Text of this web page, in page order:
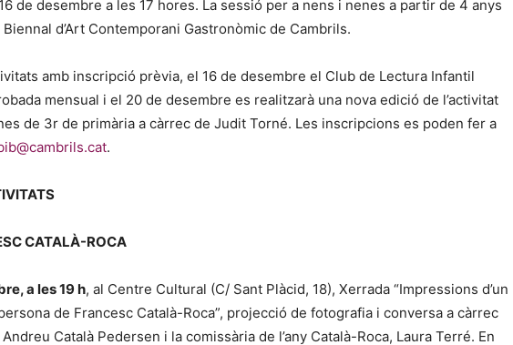
de desembre a les 17 hores. La sessió per a nens i nenes a partir de 4 anys
d’Art Contemporani Gastronòmic de Cambrils.
amb inscripció prèvia, el 16 de desembre el Club de Lectura Infantil
mensual i el 20 de desembre es realitzarà una nova edició de l’activitat
de 3r de primària a càrrec de Judit Torné. Les inscripcions es poden fer a
.
CATALÀ-ROCA
a les 19 h, al Centre Cultural (C/ Sant Plàcid, 18), Xerrada “Impressions d’un
de Francesc Català-Roca”, projecció de fotografia i conversa a càrrec
Català Pedersen i la comissària de l’any Català-Roca, Laura Terré. En